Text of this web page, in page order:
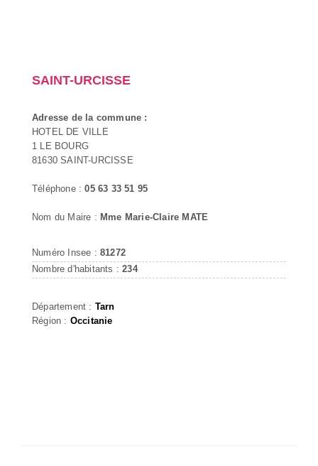
SAINT-URCISSE
Adresse de la commune :
HOTEL DE VILLE
1 LE BOURG
81630 SAINT-URCISSE
Téléphone :05 63 33 51 95
Nom du Maire : Mme Marie-Claire MATE
Numéro Insee : 81272
Nombre d'habitants :234
Département : Tarn
Région : Occitanie